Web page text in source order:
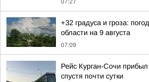
07:27
+32 градуса и гроза:
области на 9 августа
07:09
Рейс Курган-Сочи
спустя почти сутки